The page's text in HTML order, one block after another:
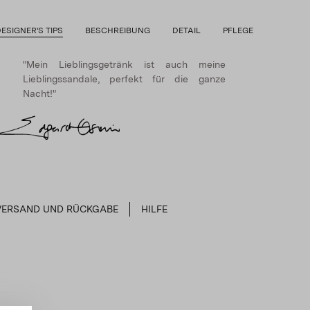
TIPS BESCHREIBUNG DETAIL PFLEGE
"Mein Lieblingsgetränk ist auch meine
Lieblingssandale, perfekt für die ganze
Nacht!"
UND RÜCKGABE HILFE